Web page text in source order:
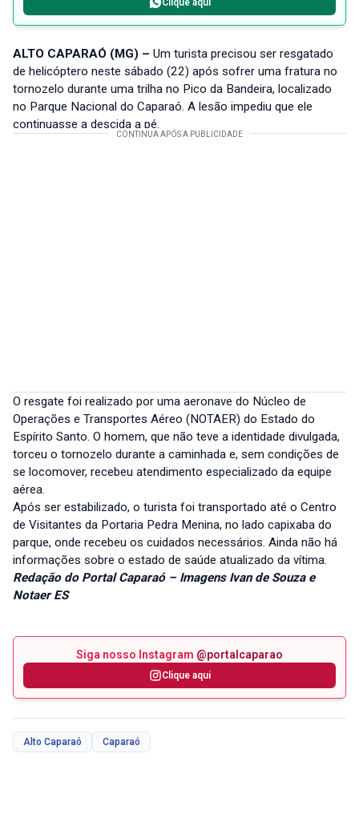
Clique aqui
ALTO CAPARAÓ (MG) – Um turista precisou ser resgatado
de helicóptero neste sábado (22) após sofrer uma fratura no
tornozelo durante uma trilha no Pico da Bandeira, localizado
no Parque Nacional do Caparaó. A lesão impediu que ele
continuasse a descida a pé.
O resgate foi realizado por uma aeronave do Núcleo de
Operações e Transportes Aéreo (NOTAER) do Estado do
Espírito Santo. O homem, que não teve a identidade divulgada,
torceu o tornozelo durante a caminhada e, sem condições de
se locomover, recebeu atendimento especializado da equipe
aérea.
Após ser estabilizado, o turista foi transportado até o Centro
de Visitantes da Portaria Pedra Menina, no lado capixaba do
parque, onde recebeu os cuidados necessários. Ainda não há
informações sobre o estado de saúde atualizado da vítima.
Redação do Portal Caparaó – Imagens Ivan de Souza e
Notaer ES
Siga nosso Instagram @portalcaparao
Clique aqui
Alto Caparaó Caparaó